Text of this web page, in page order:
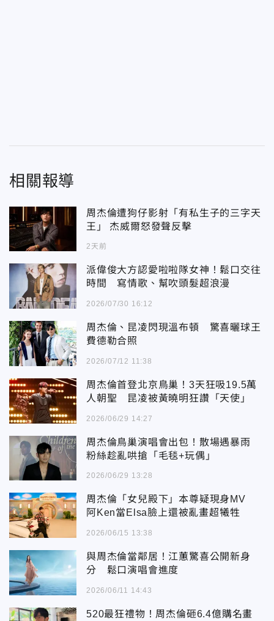
相關報導
周杰倫遭狗仔影射「有私生子的三字天
王」 杰威爾怒發聲反擊
2天前
派偉俊大方認愛啦啦隊女神！鬆口交往
時間 寫情歌、幫吹頭髮超浪漫
2026/07/30 16:12
周杰倫、昆凌閃現溫布頓 驚喜曬球王
費德勒合照
2026/07/12 11:38
周杰倫首登北京鳥巢！3天狂吸19.5萬
人朝聖 昆凌被黃曉明狂讚「天使」
2026/06/29 14:27
周杰倫鳥巢演唱會出包！散場遇暴雨
粉絲趁亂哄搶「毛毯+玩偶」
2026/06/29 13:28
周杰倫「女兒殿下」本尊疑現身MV
阿Ken當Elsa臉上還被亂畫超犧牲
2026/06/15 13:38
與周杰倫當鄰居！江蕙驚喜公開新身
分 鬆口演唱會進度
2026/06/11 14:43
520最狂禮物！周杰倫砸6.4億購名畫